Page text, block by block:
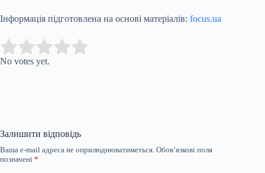
Інформація підготовлена на основі матеріалів: focus.ua
Rate this item:
No votes yet.
Залишити відповідь
Ваша e-mail адреса не оприлюднюватиметься. Обов’язкові поля
позначені *